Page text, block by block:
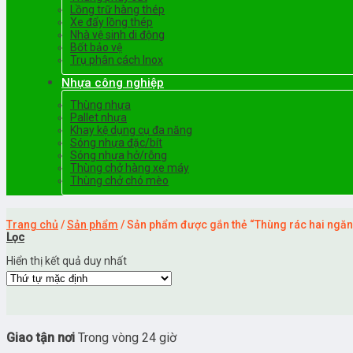
Lồng trữ hàng thép
Xe đẩy lồng thép
Nhà vệ sinh di động
Bốt bảo vệ
Trụ phân cách Inox
Nhựa công nghiệp
Thùng nhựa
Pallet nhựa
Khay kệ dụng cụ đa năng
Sóng nhựa đặc/bít
Sóng nhựa hở/rỗng
Thùng chở hàng xe máy
Thùng chở chó mèo
Trang chủ /Sản phẩm /Sản phẩm được gắn thẻ “Thùng rác hai
Lọc
Hiển thị kết quả duy nhất
Giao tận nơi Trong vòng 24 giờ